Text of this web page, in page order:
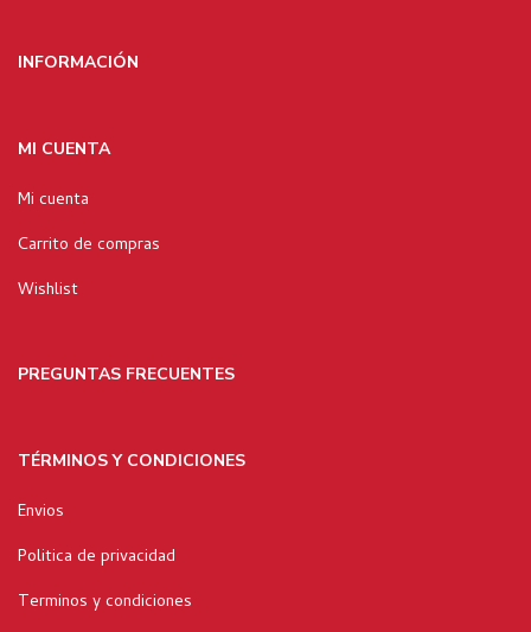
INFORMACIÓN
MI CUENTA
Mi cuenta
Carrito de compras
Wishlist
PREGUNTAS FRECUENTES
TÉRMINOS Y CONDICIONES
Envios
Politica de privacidad
Terminos y condiciones